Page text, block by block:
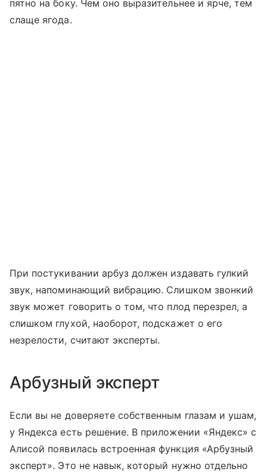
пятно на боку. Чем оно выразительнее и ярче, тем
слаще ягода.
При постукивании арбуз должен издавать гулкий
звук, напоминающий вибрацию. Слишком звонкий
звук может говорить о том, что плод перезрел, а
слишком глухой, наоборот, подскажет о его
незрелости, считают эксперты.
Арбузный эксперт
Если вы не доверяете собственным глазам и ушам,
у Яндекса есть решение. В приложении «Яндекс» с
Алисой появилась встроенная функция «Арбузный
эксперт». Это не навык, который нужно отдельно